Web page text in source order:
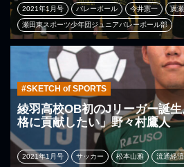
2021年1月号 バレーボール 今井憲一 廣
瀬田東スポーツ少年団ジュニアバレーボール部
#SKETCH of SPORTS
綾羽高校OB初のJリーガー誕
格に貢献したい」野々村鷹人
2021年1月号 サッカー 松本山雅 流通経